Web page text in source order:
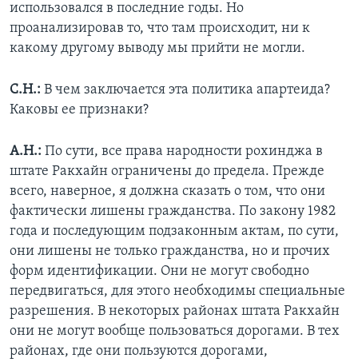
использовался в последние годы. Но
проанализировав то, что там происходит, ни к
какому другому выводу мы прийти не могли.
С.Н.: В чем заключается эта политика апартеида?
Каковы ее признаки?
А.Н.: По сути, все права народности рохинджа в
штате Ракхайн ограничены до предела. Прежде
всего, наверное, я должна сказать о том, что они
фактически лишены гражданства. По закону 1982
года и последующим подзаконным актам, по сути,
они лишены не только гражданства, но и прочих
форм идентификации. Они не могут свободно
передвигаться, для этого необходимы специальные
разрешения. В некоторых районах штата Ракхайн
они не могут вообще пользоваться дорогами. В тех
районах, где они пользуются дорогами,